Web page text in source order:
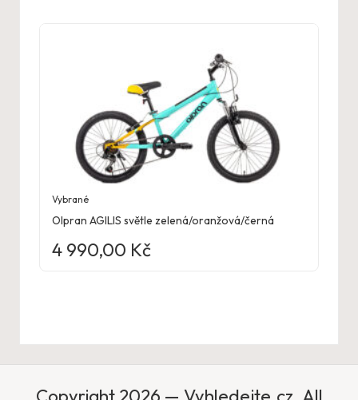
Vybrané
Olpran AGILIS světle zelená/oranžová/černá
4 990,00 Kč